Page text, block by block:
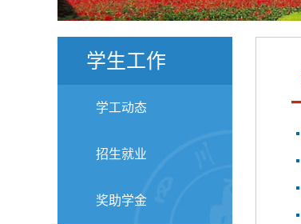
学生工作
学工动态
招生就业
奖助学金